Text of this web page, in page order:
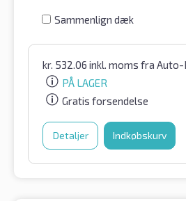
Sammenlign dæk
kr. 532.06 inkl. moms fra Auto-
PÅ LAGER
Gratis forsendelse
Detaljer Indkøbskurv